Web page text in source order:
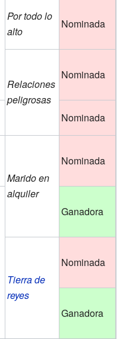
Por todo lo
alto
Nominada
Relaciones
peligrosas
Nominada
Nominada
Marido en
alquiler
Nominada
Ganadora
Tierra de
reyes
Nominada
Ganadora